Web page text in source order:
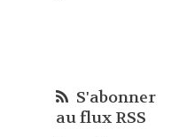
S'abonner
au flux RSS